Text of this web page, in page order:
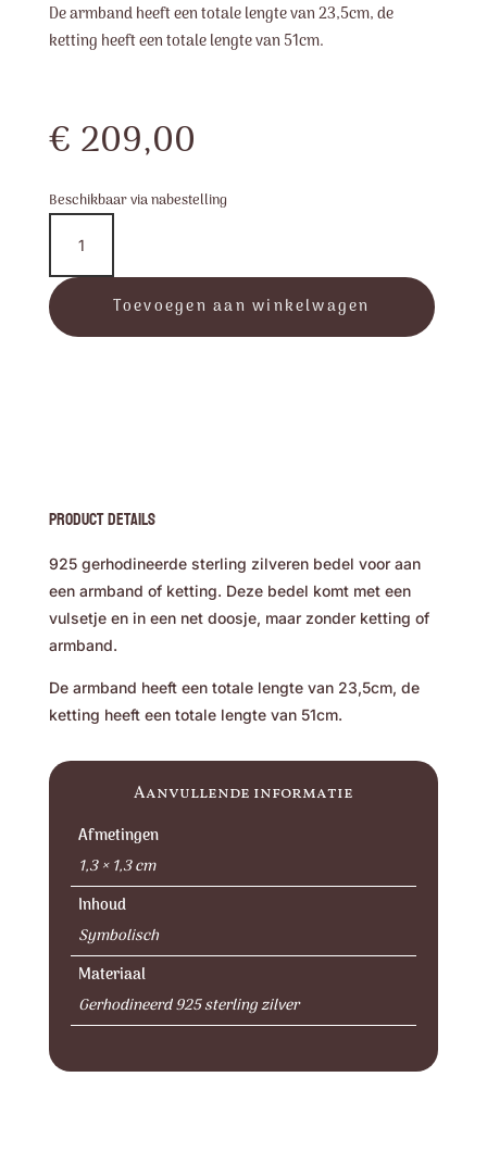
De armband heeft een totale lengte van 23,5cm, de
ketting heeft een totale lengte van 51cm.
€ 209,00
Beschikbaar via nabestelling
BD2092
Wings
Of
Hope
Toevoegen aan winkelwagen
Product Details
925 gerhodineerde sterling zilveren bedel voor aan
een armband of ketting. Deze bedel komt met een
vulsetje en in een net doosje, maar zonder ketting of
armband.
De armband heeft een totale lengte van 23,5cm, de
ketting heeft een totale lengte van 51cm.
Aanvullende informatie
Afmetingen
1,3 × 1,3 cm
Inhoud
Symbolisch
Materiaal
Gerhodineerd 925 sterling zilver